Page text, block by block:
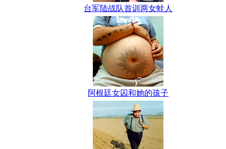
台军陆战队首训两女蛙人
阿根廷女囚和她的孩子